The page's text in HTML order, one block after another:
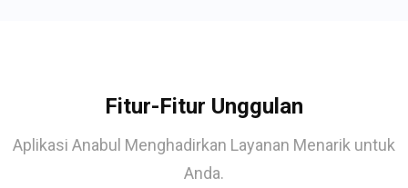
Fitur-Fitur Unggulan
Aplikasi Anabul Menghadirkan Layanan Menarik untuk
Anda.